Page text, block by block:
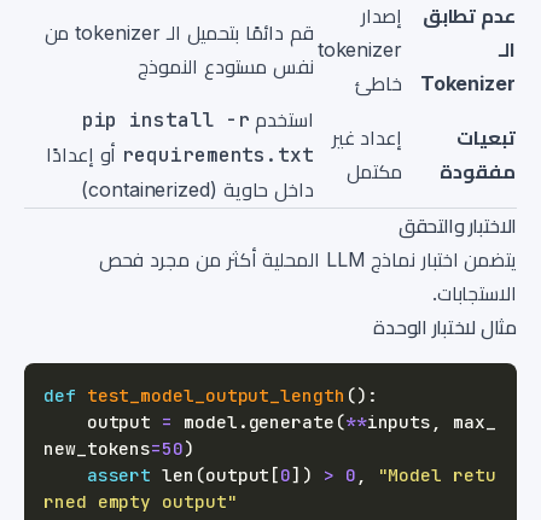
عدم تطابق
الـ
Tokenizer
إصدار
tokenizer
خاطئ
قم دائمًا بتحميل الـ tokenizer من
نفس مستودع النموذج
تبعيات
مفقودة
إعداد غير
مكتمل
استخدم pip install -r
requirements.txt أو إعدادًا
داخل حاوية (containerized)
الاختبار والتحقق
يتضمن اختبار نماذج LLM المحلية أكثر من مجرد فحص
الاستجابات.
مثال لاختبار الوحدة
def test_model_output_length () :
    output
= model . generate (**inputs ,
max_
new_tokens=50)
assert len (output [0] ) > 0 ,
"Model retu
rned empty output"